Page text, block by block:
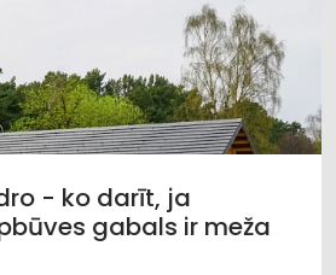
- ko darīt, ja
gabals ir meža